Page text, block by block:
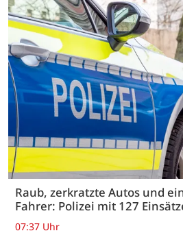
Raub, zerkratzte Autos und
Fahrer: Polizei mit 127
07:37 Uhr